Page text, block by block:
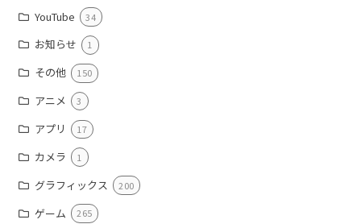
YouTube 34
お知らせ 1
その他 150
アニメ 3
アプリ 17
カメラ 1
グラフィックス 200
ゲーム 265